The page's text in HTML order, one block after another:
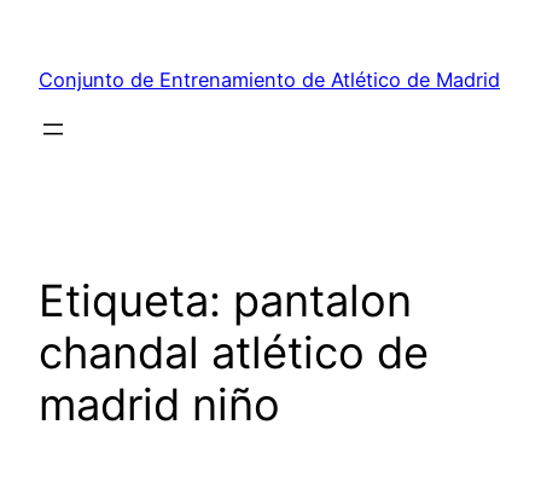
contenido
Conjunto de Entrenamiento de Atlético de Madrid
Etiqueta: pantalon
chandal atlético de
madrid niño